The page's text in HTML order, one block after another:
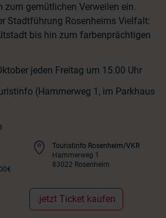
zum gemütlichen Verweilen ein.
Stadtführung Rosenheims Vielfalt:
bis hin zum farbenprächtigen
jeden Freitag um 15.00 Uhr
(Hammerweg 1, im Parkhaus
Touristinfo Rosenheim/VKR
Hammerweg 1
83022 Rosenheim
.jetzt Ticket kaufen